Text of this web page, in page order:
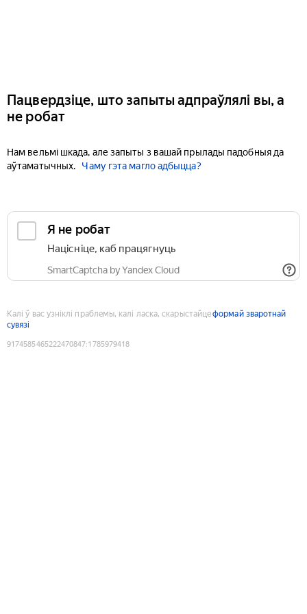
Пацвердзіце, што запыты адпраўлялі вы, а
не робат
Нам вельмі шкада, але запыты з вашай прылады падобныя да
аўтаматычных.
Чаму гэта магло адбыцца?
Я не робат
Націсніце, каб працягнуць
SmartCaptcha by Yandex Cloud
Калі ў вас узніклі праблемы, калі ласка, скарыстайцеформай зваротнай
сувязі
9174585465222470847:1785979418